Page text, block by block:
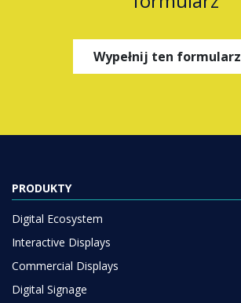
Wypełnij ten formularz
PRODUKTY
Digital Ecosystem
Interactive Displays
Commercial Displays
Digital Signage